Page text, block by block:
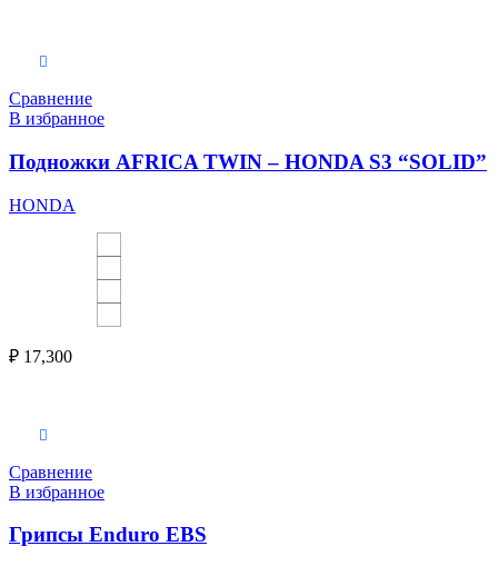
Сравнение
В избранное
Подножки AFRICA TWIN – HONDA S3 “SOLID”
HONDA
₽ 17,300
Сравнение
В избранное
Грипсы Enduro EBS